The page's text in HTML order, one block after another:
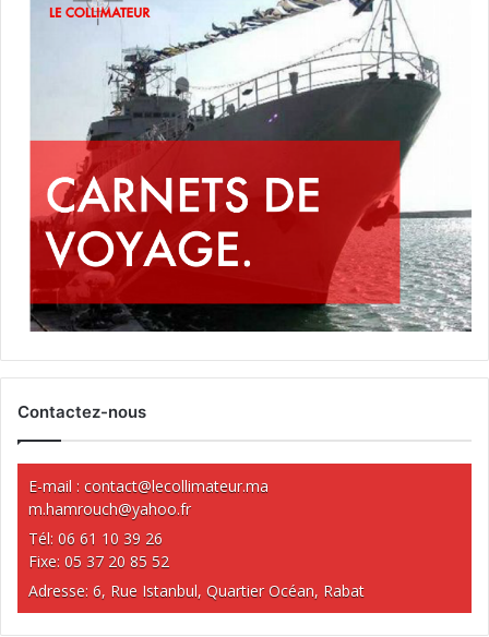
Contactez-nous
E-mail : contact@lecollimateur.ma
m.hamrouch@yahoo.fr
Tél: 06 61 10 39 26
Fixe: 05 37 20 85 52
Adresse: 6, Rue Istanbul, Quartier Océan, Rabat